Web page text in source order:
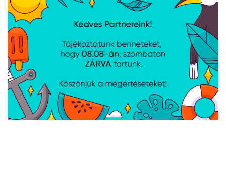
Baseus Osculum Type
Gravity műszerfalra
rögzíthető gravitációs
autós telefontartó,
fekete
Baseus Cafule USB
Type-C, 60W gyorstöltő
fekete/piros